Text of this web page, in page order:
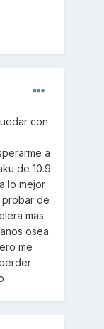
con
a
de 10.9.
lo mejor
probar de
mas
osea
me